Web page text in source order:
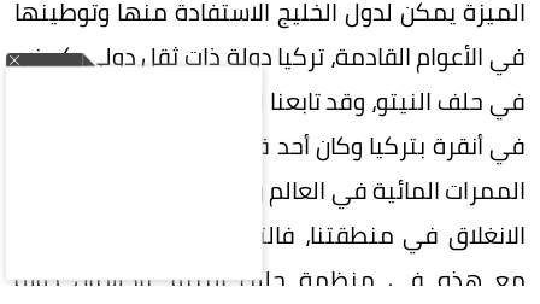
الميزة يمكن لدول الخليج الاستفادة منها وتوطينها
في الأعوام القادمة، تركيا دولة ذات ثقل دولي كعضو
في حلف النيتو، وقد تابعنا القمة الأخيرة لهذا الحلف
في أنقرة بتركيا وكان أحد قراراته المهمة هو حماية
الممرات المائية في العالم وهي التي تعيش حالة من
الانغلاق في منطقتنا، فالتوجهات الإقليمية تلتقي
مع هذه في منظمة حلف النيتو. باكستان دولة